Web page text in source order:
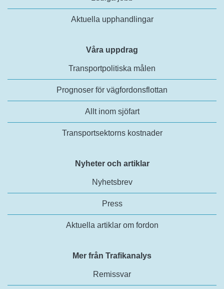
Aktuella upphandlingar
Våra uppdrag
Transportpolitiska målen
Prognoser för vägfordonsflottan
Allt inom sjöfart
Transportsektorns kostnader
Nyheter och artiklar
Nyhetsbrev
Press
Aktuella artiklar om fordon
Mer från Trafikanalys
Remissvar